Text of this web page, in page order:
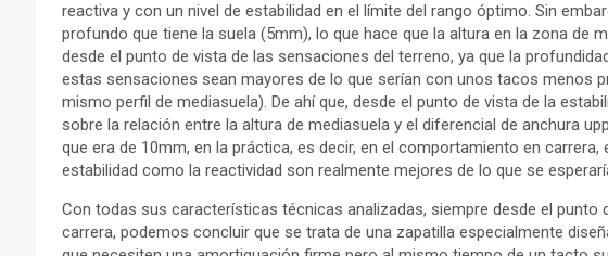
reactiva y con un nivel de estabilidad en el límite del rango óptimo. Sin
profundo que tiene la suela (5mm), lo que hace que la altura en la zona de
desde el punto de vista de las sensaciones del terreno, ya que la
estas sensaciones sean mayores de lo que serían con unos tacos menos
mismo perfil de mediasuela). De ahí que, desde el punto de vista de la
sobre la relación entre la altura de mediasuela y el diferencial de anchura
que era de 10mm, en la práctica, es decir, en el comportamiento en
estabilidad como la reactividad son realmente mejores de lo que se
Con todas sus características técnicas analizadas, siempre desde el punto
carrera, podemos concluir que se trata de una zapatilla especialmente